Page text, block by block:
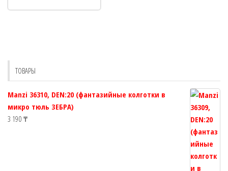
товара.
ТОВАРЫ
Manzi 36310, DEN:20 (фантазийные колготки в
микро тюль ЗЕБРА)
3 190 ₸